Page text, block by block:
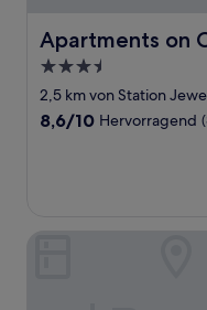
Apartments on
Apartments on
3.5-
Sterne-
Unterkunft
2,5 km von Station
8.6
8,6/10 Hervorragend